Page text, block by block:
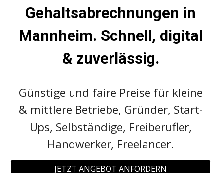
Gehaltsabrechnungen in
Mannheim. Schnell, digital
& zuverlässig.
Günstige und faire Preise für kleine
& mittlere Betriebe, Gründer, Start-
Ups, Selbständige, Freiberufler,
Handwerker, Freelancer.
JETZT ANGEBOT ANFORDERN